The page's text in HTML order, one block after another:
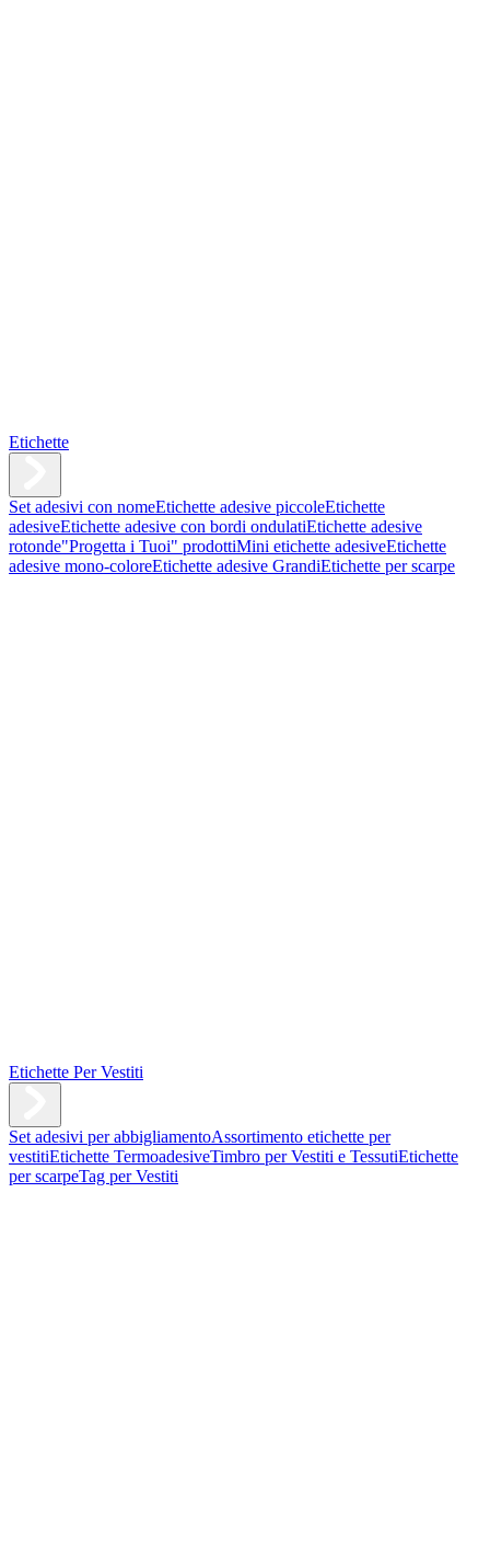
Etichette
Set adesivi con nomeEtichette adesive piccoleEtichette
adesiveEtichette adesive con bordi ondulatiEtichette adesive
rotonde"Progetta i Tuoi" prodottiMini etichette adesiveEtichette
adesive mono-coloreEtichette adesive GrandiEtichette per scarpe
Etichette Per Vestiti
Set adesivi per abbigliamentoAssortimento etichette per
vestitiEtichette TermoadesiveTimbro per Vestiti e TessutiEtichette
per scarpeTag per Vestiti